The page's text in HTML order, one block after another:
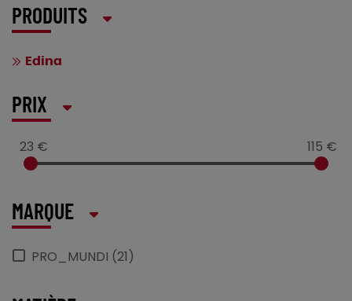
PRODUITS
Edina
PRIX
23 € 115 €
MARQUE
PRO_MUNDI (21)